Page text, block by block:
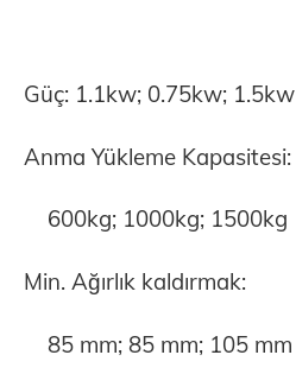
Güç: 1.1kw; 0.75kw; 1.5kw
Anma Yükleme Kapasitesi:
600kg; 1000kg; 1500kg
Min. Ağırlık kaldırmak:
85 mm; 85 mm; 105 mm